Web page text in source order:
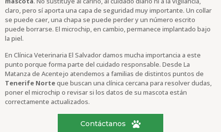
claro, pero sí aporta una capa de seguridad muy importante. Un collar
se puede caer, una chapa se puede perder y un número escrito
puede borrarse. El microchip, en cambio, permanece implantado bajo
la piel.
En Clínica Veterinaria El Salvador damos mucha importancia a este
punto porque forma parte del cuidado responsable. Desde La
Matanza de Acentejo atendemos a familias de distintos puntos de
Tenerife Norteque buscan una clínica cercana para resolver dudas,
poner el microchip o revisar si los datos de su mascota están
correctamente actualizados.
Contáctanos